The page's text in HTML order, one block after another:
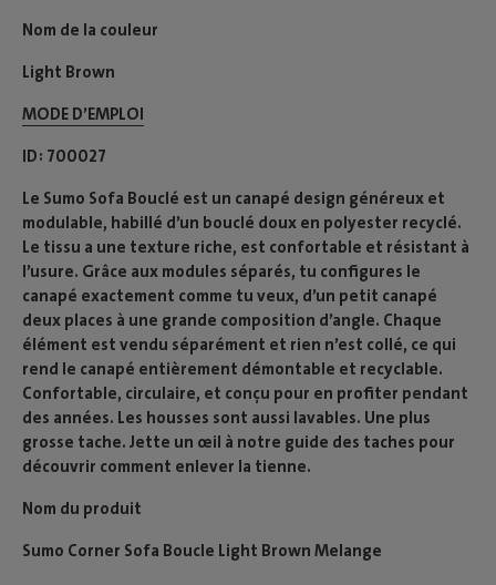
Nom de la couleur
Light Brown
MODE D’EMPLOI​
ID 700027
Le Sumo Sofa Bouclé est un canapé design généreux et
modulable, habillé d’un bouclé doux en polyester recyclé.
Le tissu a une texture riche, est confortable et résistant à
l’usure. Grâce aux modules séparés, tu configures le
canapé exactement comme tu veux, d’un petit canapé
deux places à une grande composition d’angle. Chaque
élément est vendu séparément et rien n’est collé, ce qui
rend le canapé entièrement démontable et recyclable.
Confortable, circulaire, et conçu pour en profiter pendant
des années. Les housses sont aussi lavables. Une plus
grosse tache. Jette un œil à notre guide des taches pour
découvrir comment enlever la tienne.
Nom du produit
Sumo Corner Sofa Boucle Light Brown Melange